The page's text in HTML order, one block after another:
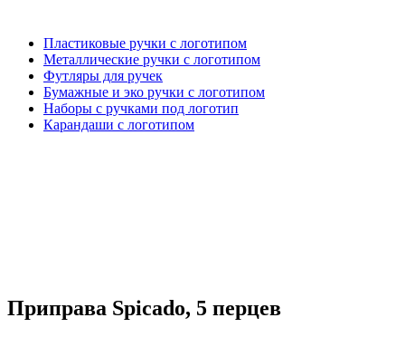
Пластиковые ручки с логотипом
Металлические ручки с логотипом
Футляры для ручек
Бумажные и эко ручки с логотипом
Наборы с ручками под логотип
Карандаши с логотипом
Приправа Spicado, 5 перцев